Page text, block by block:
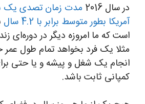
در سال 2016
مدت زمان تصدی یک
آمریکا بطور متوسط برابر با 4.2 سال
است که ما امروزه دیگر در دوره‌ای
مثلا یک فرد بخواهد تمام طول
انجام یک شغل و پیشه و یا حتی
کمپانی ثابت باشد.